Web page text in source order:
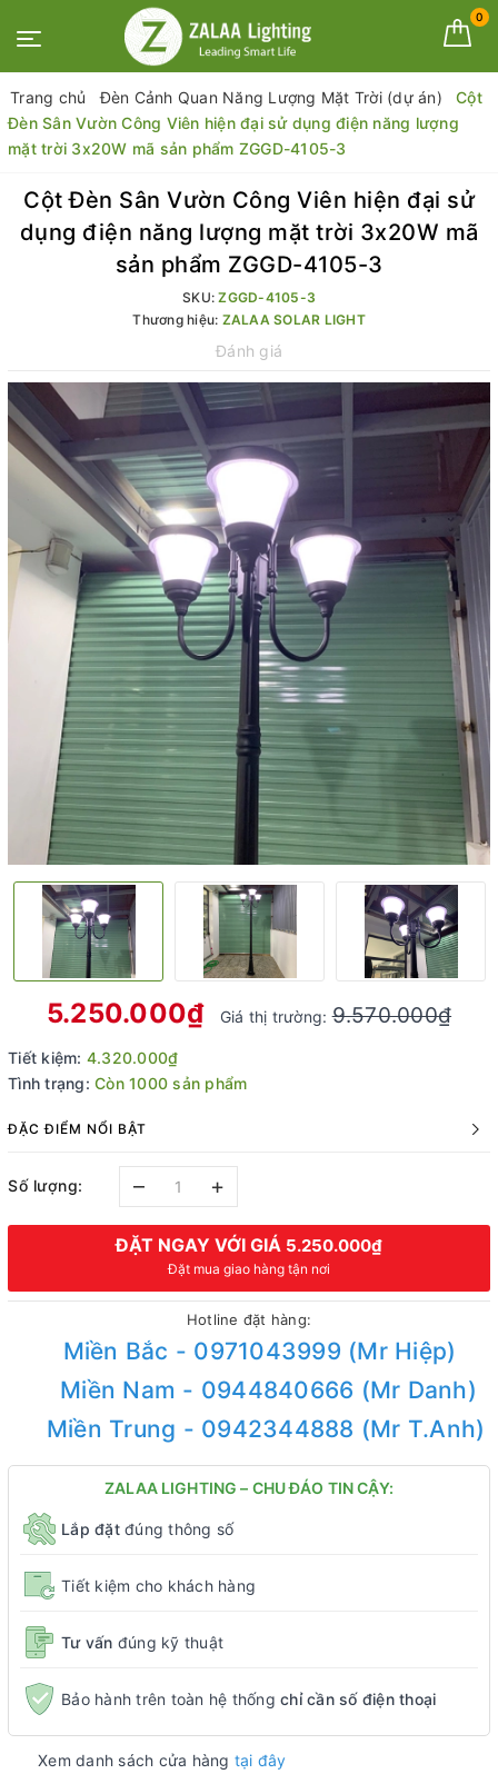
0
Trang chủ Đèn Cảnh Quan Năng Lượng Mặt Trời (dự án)
Cột
Đèn Sân Vườn Công Viên hiện đại sử dụng điện năng lượng
mặt trời 3x20W mã sản phẩm ZGGD-4105-3
Cột Đèn Sân Vườn Công Viên hiện đại sử
dụng điện năng lượng mặt trời 3x20W mã
sản phẩm ZGGD-4105-3
SKU:ZGGD-4105-3
Thương hiệu: ZALAA SOLAR LIGHT
Đánh giá
5.250.000₫ Giá thị trường:9.570.000₫
Tiết kiệm: 4.320.000₫
Tình trạng: Còn 1000 sản phẩm
ĐẶC ĐIỂM NỔI BẬT
Số lượng: – +
ĐẶT NGAY VỚI GIÁ 5.250.000₫
Đặt mua giao hàng tận nơi
Hotline đặt hàng:
Miền Bắc - 0971043999 (Mr Hiệp)
Miền Nam - 0944840666 (Mr Danh)
Miền Trung - 0942344888 (Mr T.Anh)
ZALAA LIGHTING – CHU ĐÁO TIN CẬY:
Lắp đặtđúng thông số
Tiết kiệm cho khách hàng
Tư vấn đúng kỹ thuật
Bảo hành trên toàn hệ thống chỉ cần số điện thoại
Xem danh sách cửa hàng tại đây